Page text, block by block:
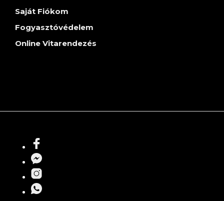
Saját Fiókom
Fogyasztóvédelem
Online Vitarendezés